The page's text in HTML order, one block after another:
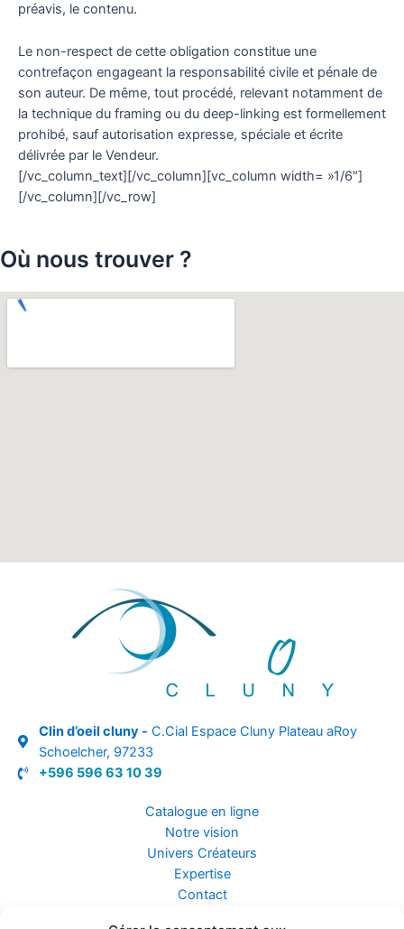
préavis, le contenu.
Le non-respect de cette obligation constitue une
contrefaçon engageant la responsabilité civile et pénale de
son auteur. De même, tout procédé, relevant notamment de
la technique du framing ou du deep-linking est formellement
prohibé, sauf autorisation expresse, spéciale et écrite
délivrée par le Vendeur.
[/vc_column_text][/vc_column][vc_column width= »1/6″]
[/vc_column][/vc_row]
Où nous trouver ?
Clin d’oeil cluny - C.Cial Espace Cluny Plateau aRoy
Schoelcher, 97233
+596 596 63 10 39
Catalogue en ligne
Notre vision
Univers Créateurs
Expertise
Contact